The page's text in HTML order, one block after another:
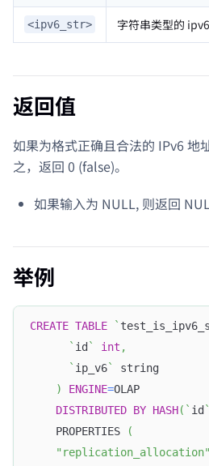
<ipv6_str> 字符串类型的
返回值
如果为格式正确且合法的 IPv6 地
之，返回 0 (false)。
如果输入为 NULL, 则返回
举例
CREATE TABLE `
` id ` int ,
` ip_v6`
string
)
ENGINE=OLAP
DISTRIBUTED BY HASH( ` id `
    PROPERTIES
(
"replication_allocation"